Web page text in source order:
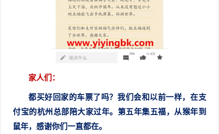
家人们：
都买好回家的车票了吗？我们会和以前一样，在支
付宝的杭州总部陪大家过年。第五年集五福，从猴年到
鼠年，感谢你们一直都在。